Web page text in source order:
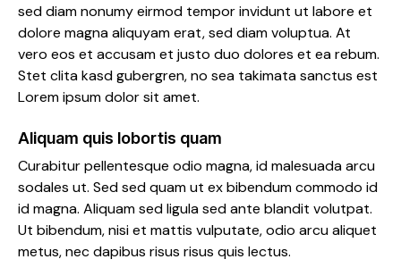
sed diam nonumy eirmod tempor invidunt ut labore et
dolore magna aliquyam erat, sed diam voluptua. At
vero eos et accusam et justo duo dolores et ea rebum.
Stet clita kasd gubergren, no sea takimata sanctus est
Lorem ipsum dolor sit amet.
Aliquam quis lobortis quam
Curabitur pellentesque odio magna, id malesuada arcu
sodales ut. Sed sed quam ut ex bibendum commodo id
id magna. Aliquam sed ligula sed ante blandit volutpat.
Ut bibendum, nisi et mattis vulputate, odio arcu aliquet
metus, nec dapibus risus risus quis lectus.